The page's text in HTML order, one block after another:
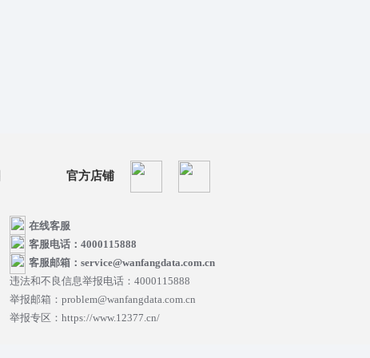
官方店铺
在线客服
客服电话：4000115888
客服邮箱：service@wanfangdata.com.cn
违法和不良信息举报电话：4000115888
举报邮箱：problem@wanfangdata.com.cn
举报专区：https://www.12377.cn/